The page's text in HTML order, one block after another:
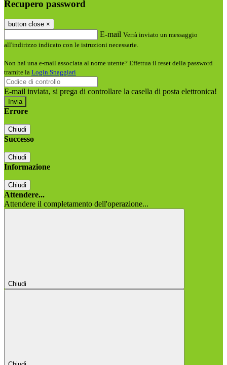
Recupero password
button close ×
E-mail Verrà inviato un messaggio
all'indirizzo indicato con le istruzioni necessarie.
Non hai una e-mail associata al nome utente? Effettua il reset della password
tramite la Login Spaggiari
E-mail inviata, si prega di controllare la casella di posta elettronica!
Errore
Chiudi
Successo
Chiudi
Informazione
Chiudi
Attendere...
Attendere il completamento dell'operazione...
Chiudi